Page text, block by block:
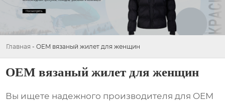
Главная - OEM вязаный жилет для женщин
OEM вязаный жилет для женщин
Вы ищете надежного производителя для OEM